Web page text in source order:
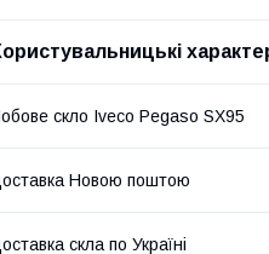
скло Iveco Pegaso SX95
Новою поштою
скла по Україні